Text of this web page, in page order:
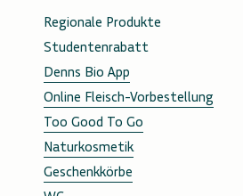
Regionale Produkte
Studentenrabatt
Denns Bio App
Online Fleisch-Vorbestellung
Too Good To Go
Naturkosmetik
Geschenkkörbe